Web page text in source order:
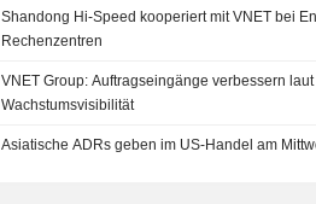
Shandong Hi-Speed kooperiert mit VNET bei
Rechenzentren
VNET Group: Auftragseingänge verbessern
Wachstumsvisibilität
Asiatische ADRs geben im US-Handel am